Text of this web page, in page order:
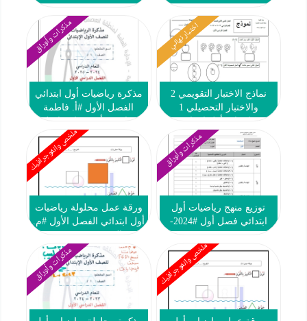
اختبار نهائي
نماذج الاختبار التقويمي 2
والاختبار التحصيلي 1
مذكرات وأوراق
مذكرة رياضيات أول ابتدائي
الفصل الأول #أ. فاطمة
2024-2025
مذكرات وأوراق
توزيع منهج رياضيات أول
ابتدائي فصل أول #2024-
ملخص وانفوجرافيك
ورقة عمل محلولة رياضيات
أول ابتدائي الفصل الأول #م.
ملخص وانفوجرافيك مذكرات وأوراق